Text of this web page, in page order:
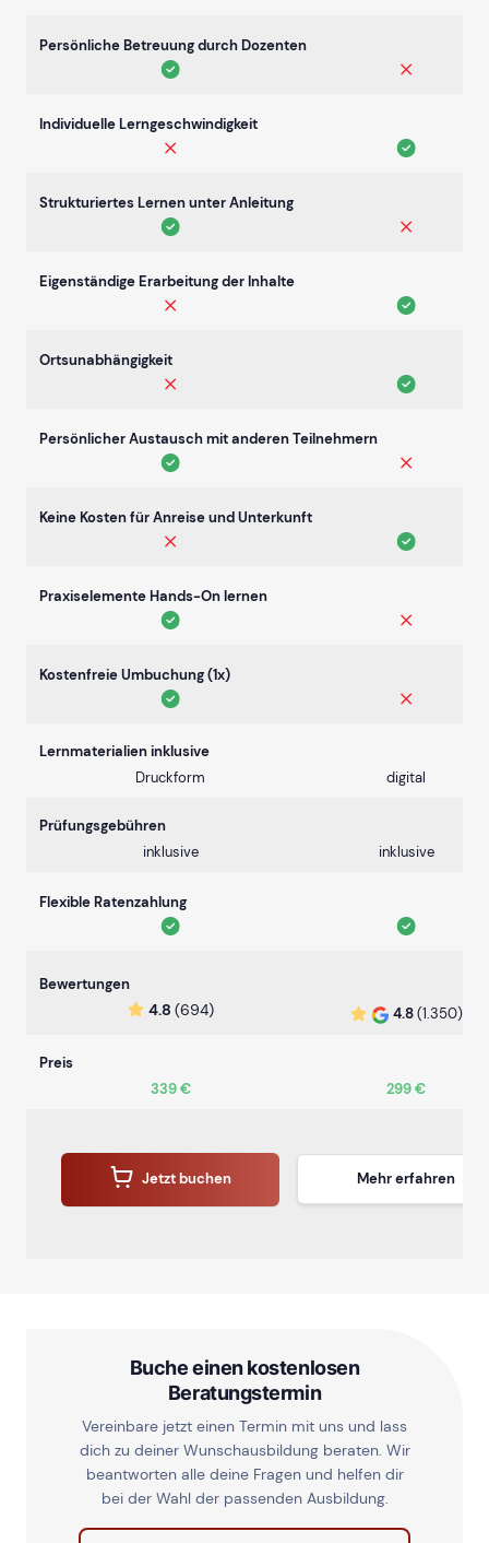
Persönliche Betreuung durch Dozenten
Individuelle Lerngeschwindigkeit
Strukturiertes Lernen unter Anleitung
Eigenständige Erarbeitung der Inhalte
Ortsunabhängigkeit
Persönlicher Austausch mit anderen Teilnehmern
Keine Kosten für Anreise und Unterkunft
Praxiselemente Hands-On lernen
Kostenfreie Umbuchung (1x)
Lernmaterialien inklusive
Druckform
digital
Prüfungsgebühren
inklusive
inklusive
Flexible Ratenzahlung
Bewertungen
4.8 (694) 4.8(1.350)
Preis
339 €
299 €
Jetzt buchen Mehr erfahren
Buche einen kostenlosen
Beratungstermin
Vereinbare jetzt einen Termin mit uns und lass
dich zu deiner Wunschausbildung beraten. Wir
beantworten alle deine Fragen und helfen dir
bei der Wahl der passenden Ausbildung.